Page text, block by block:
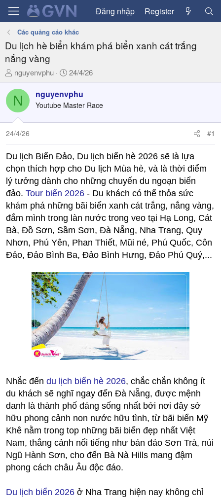
Đăng nhập Register
Các quảng cáo khác
Du lịch hè biển khám phá biển xanh cát trắng
nắng vàng
T
r
e
a
d
s
t
a
r
e
r
nguyenvphu
N
à
y
ử
24/4/26
N nguyenvphu
Youtube Master Race
24/4/26 #1
Du lịch Biển Đảo, Du lịch biển hè 2026 sẽ là lựa
chọn thích hợp cho Du lịch Mùa hè, và là thời điểm
lý tưởng dành cho những chuyến du ngoạn biển
đảo. Tour biển 2026 - Du khách có thể thỏa sức
khám phá những bãi biển xanh cát trắng, nắng vàng,
đắm mình trong làn nước trong veo tại Hạ Long, Cát
Bà, Đồ Sơn, Sầm Sơn, Đà Nẵng, Nha Trang, Quy
Nhơn, Phú Yên, Phan Thiết, Mũi né, Phú Quốc, Côn
Đảo, Đảo Bình Ba, Đảo Bình Hưng, Đảo Phú Quý,...
Nhắc đến du lịch biển hè 2026, chắc chắn không ít
du khách sẽ nghĩ ngay đến Đà Nẵng, được mệnh
danh là thành phố đáng sống nhất bởi nơi đây sở
hữu phong cảnh non nước hữu tình, từ bãi biển Mỹ
Khê nằm trong top những bãi biển đẹp nhất Việt
Nam, thắng cảnh nổi tiếng như bán đảo Sơn Trà, núi
Ngũ Hành Sơn, cho đến Bà Nà Hills mang đậm
phong cách châu Âu độc đáo.
Du lịch biển 2026 ở Nha Trang hiện nay không chỉ